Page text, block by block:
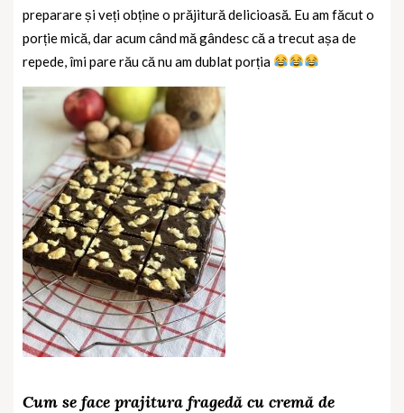
preparare și veți obține o prăjitură delicioasă. Eu am făcut o
porție mică, dar acum când mă gândesc că a trecut așa de
repede, îmi pare rău că nu am dublat porția
Cum se face prajitura fragedă cu cremă de